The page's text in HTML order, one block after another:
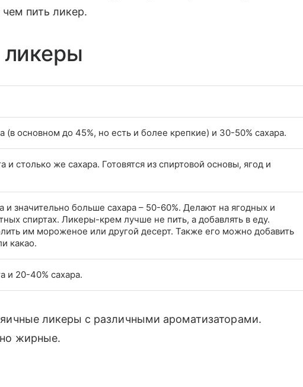
пить ликер.
(в основном до 45%, но есть и более крепкие) и 30-50% сахара.
и столько же сахара. Готовятся из спиртовой основы, ягод и
и значительно больше сахара – 50-60%. Делают на ягодных и
спиртах. Ликеры-крем лучше не пить, а добавлять в еду.
им мороженое или другой десерт. Также его можно добавить
какао.
и 20-40% сахара.
ликеры с различными ароматизаторами.
жирные.